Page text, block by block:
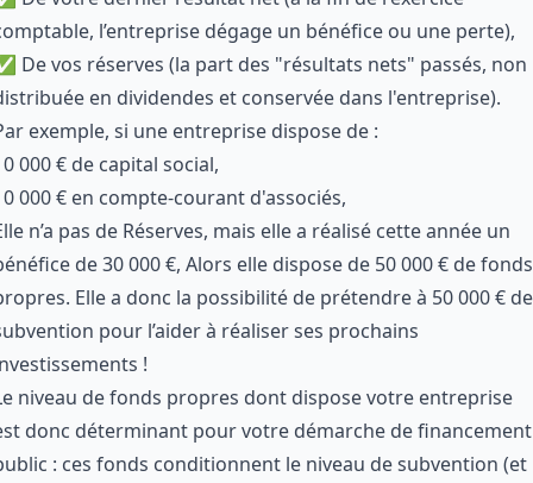
l’entreprise dégage un bénéfice ou une perte),
De vos réserves (la part des "résultats nets" passés, non
en dividendes et conservée dans l'entreprise).
exemple, si une entreprise dispose de :
000 € de capital social,
000 € en compte-courant d'associés,
n’a pas de Réserves, mais elle a réalisé cette année un
de 30 000 €, Alors elle dispose de 50 000 € de fonds
Elle a donc la possibilité de prétendre à 50 000 € de
pour l’aider à réaliser ses prochains
!
niveau de fonds propres dont dispose votre entreprise
donc déterminant pour votre démarche de financement
: ces fonds conditionnent le niveau de subvention (et